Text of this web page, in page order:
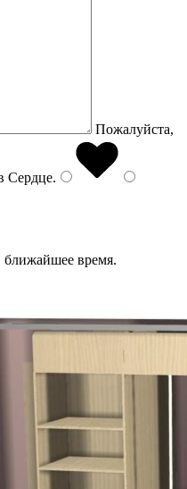
Пожалуйста,
Сердце.
время.